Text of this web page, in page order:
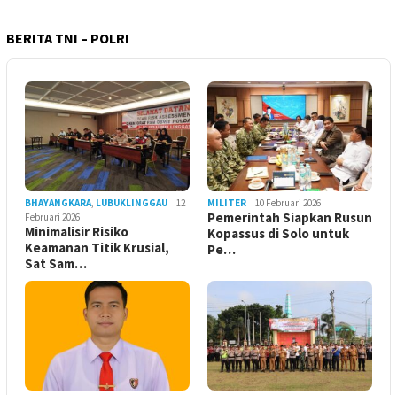
BERITA TNI – POLRI
BHAYANGKARA, LUBUKLINGGAU
12
Februari 2026
Minimalisir Risiko
Keamanan Titik Krusial,
Sat Sam…
MILITER 10 Februari 2026
Pemerintah Siapkan Rusun
Kopassus di Solo untuk
Pe…